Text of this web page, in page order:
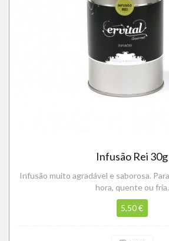
Infusão Rei 30g
Infusão muito agradável e saborosa.
hora, quente ou fria.
5,50 €